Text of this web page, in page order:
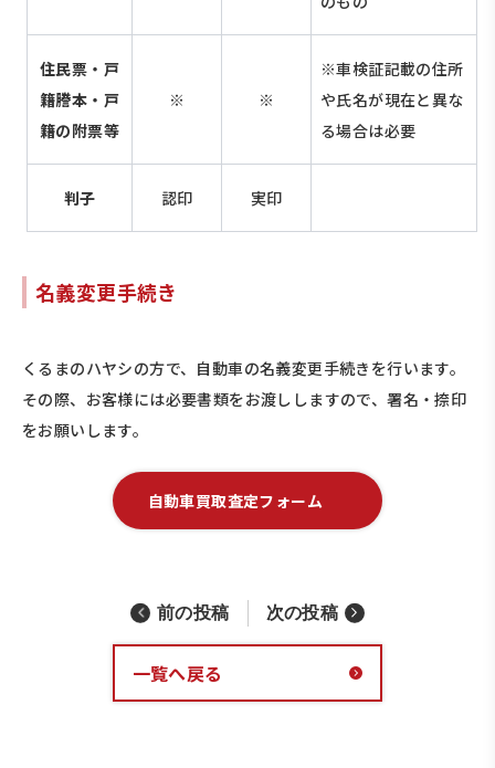
住民票・戸
籍謄本・戸
籍の附票等
※ ※
※車検証記載の住所
や氏名が現在と異な
る場合は必要
判子 認印 実印
名義変更手続き
くるまのハヤシの方で、自動車の名義変更手続きを行います。
その際、お客様には必要書類をお渡ししますので、署名・捺印
をお願いします。
自動車買取査定フォーム
前の投稿 次の投稿
一覧へ戻る